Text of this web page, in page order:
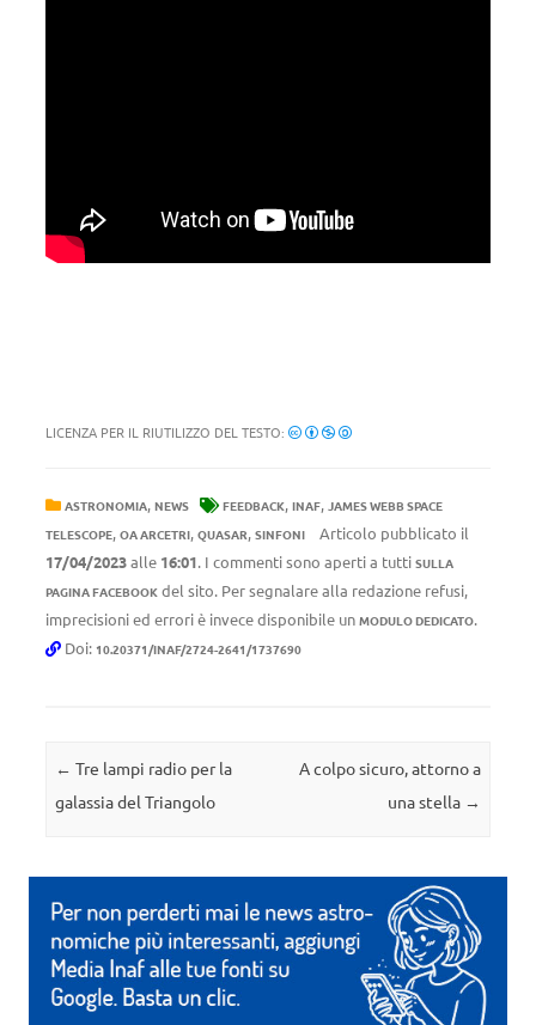
LICENZA PER IL RIUTILIZZO DEL TESTO:
ASTRONOMIA, NEWS FEEDBACK, INAF, JAMES WEBB SPACE
TELESCOPE, OA ARCETRI, QUASAR, SINFONI
Articolo pubblicato il
17/04/2023alle 16:01. I commenti sono aperti a tutti SULLA
PAGINA FACEBOOK del sito. Per segnalare alla redazione refusi,
imprecisioni ed errori è invece disponibile un MODULO DEDICATO.
Doi: 10.20371/INAF/2724-2641/1737690
Navigazione articolo
← Tre lampi radio per la
galassia del Triangolo
A colpo sicuro, attorno a
una stella →